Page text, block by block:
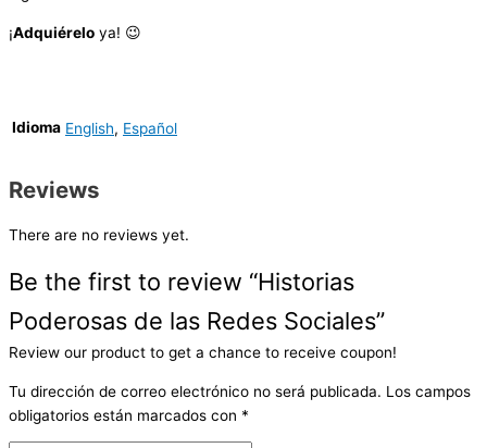
¡Adquiérelo ya! 😉
Idioma English, Español
Reviews
There are no reviews yet.
Be the first to review “Historias
Poderosas de las Redes Sociales”
Review our product to get a chance to receive coupon!
Tu dirección de correo electrónico no será publicada. Los campos
obligatorios están marcados con *